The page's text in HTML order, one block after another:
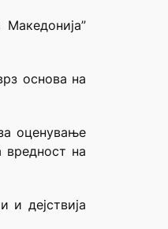
основа на
оценување
вредност на
и дејствија